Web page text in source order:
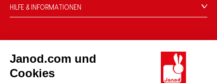
Janod.com und
Cookies
HILFE & INFORMATIONEN
FAQ
Kontakt
Händler
DIE WELT VON JANOD
Die Geschichte
Unsere Expertise
UNSERE LEISTUNGEN